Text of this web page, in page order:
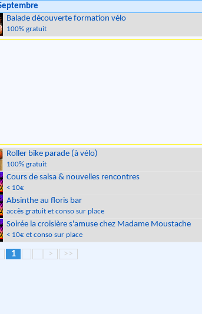
Balade découverte formation vélo
100% gratuit
Roller bike parade (à vélo)
100% gratuit
Cours de salsa & nouvelles rencontres
< 10€
Absinthe au floris bar
accès gratuit et conso sur place
Soirée la croisière s'amuse chez Madame Moustache
< 10€ et conso sur place
1 > >>